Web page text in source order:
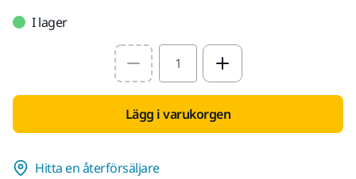
I lager
Select quantity value
Lägg i varukorgen
Hitta en återförsäljare